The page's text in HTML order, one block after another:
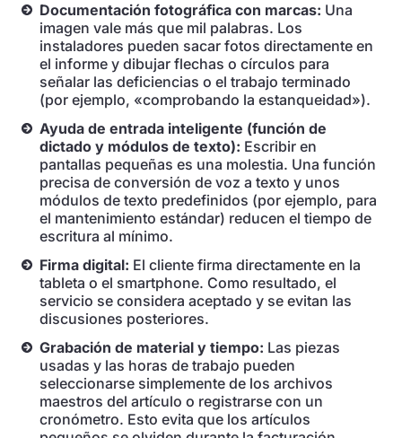
Documentación fotográfica con marcas: Una
imagen vale más que mil palabras. Los
instaladores pueden sacar fotos directamente en
el informe y dibujar flechas o círculos para
señalar las deficiencias o el trabajo terminado
(por ejemplo, «comprobando la estanqueidad»).
Ayuda de entrada inteligente (función de
dictado y módulos de texto): Escribir en
pantallas pequeñas es una molestia. Una función
precisa de conversión de voz a texto y unos
módulos de texto predefinidos (por ejemplo, para
el mantenimiento estándar) reducen el tiempo de
escritura al mínimo.
Firma digital: El cliente firma directamente en la
tableta o el smartphone. Como resultado, el
servicio se considera aceptado y se evitan las
discusiones posteriores.
Grabación de material y tiempo: Las piezas
usadas y las horas de trabajo pueden
seleccionarse simplemente de los archivos
maestros del artículo o registrarse con un
cronómetro. Esto evita que los artículos